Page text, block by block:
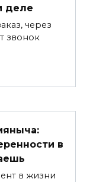
деле
через
звонок
в
в жизни